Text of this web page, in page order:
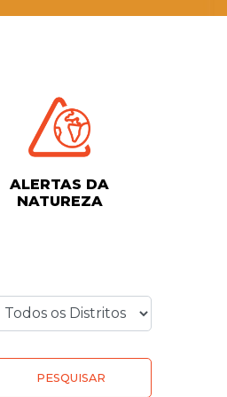
ALERTAS DA
NATUREZA
PESQUISAR